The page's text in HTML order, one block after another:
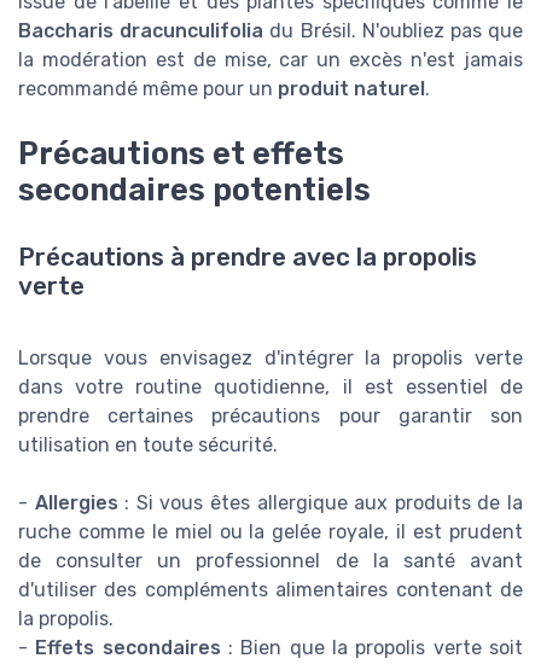
Baccharis dracunculifolia du Brésil. N'oubliez pas que
la modération est de mise, car un excès n'est jamais
recommandé même pour un produit naturel.
Précautions et effets
secondaires potentiels
Précautions à prendre avec la propolis
verte
Lorsque vous envisagez d'intégrer la propolis verte
dans votre routine quotidienne, il est essentiel de
prendre certaines précautions pour garantir son
utilisation en toute sécurité.
- Allergies : Si vous êtes allergique aux produits de la
ruche comme le miel ou la gelée royale, il est prudent
de consulter un professionnel de la santé avant
d'utiliser des compléments alimentaires contenant de
la propolis.
- Effets secondaires : Bien que la propolis verte soit